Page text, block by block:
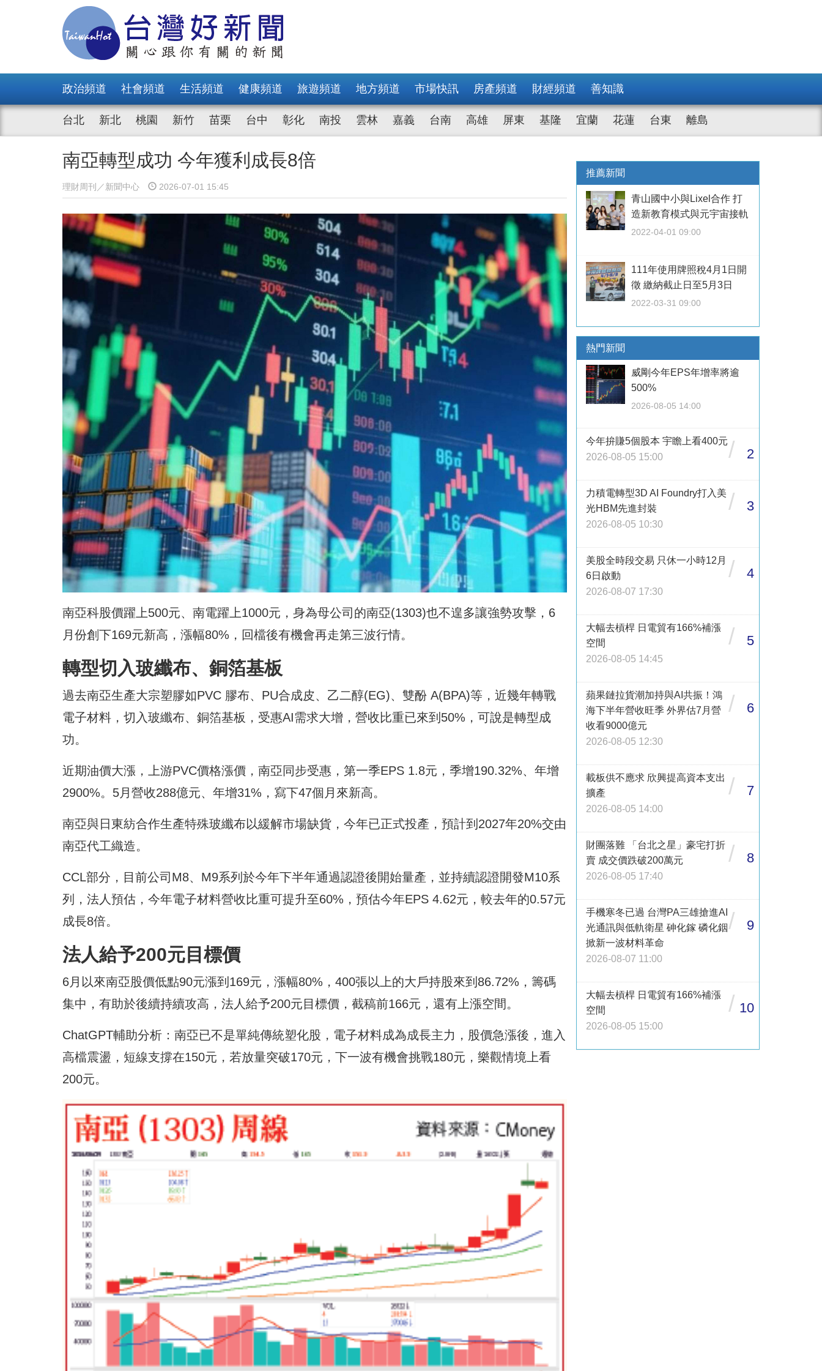
政治頻道 社會頻道 生活頻道 健康頻道 旅遊頻道 地方頻道 市場快訊 房產頻道 財經頻道 善知識
台北 新北 桃園 新竹 苗栗 台中 彰化 南投 雲林 嘉義 台南 高雄 屏東 基隆 宜蘭 花蓮 台東 離島
南亞轉型成功 今年獲利成長8倍
理財周刊／新聞中心 2026-07-01 15:45
南亞科股價躍上500元、南電躍上1000元，身為母公司的南亞(1303)也不遑多讓強勢攻擊，6
月份創下169元新高，漲幅80%，回檔後有機會再走第三波行情。
轉型切入玻纖布、銅箔基板
過去南亞生產大宗塑膠如PVC 膠布、PU合成皮、乙二醇(EG)、雙酚 A(BPA)等，近幾年轉戰
電子材料，切入玻纖布、銅箔基板，受惠AI需求大增，營收比重已來到50%，可說是轉型成
功。
近期油價大漲，上游PVC價格漲價，南亞同步受惠，第一季EPS 1.8元，季增190.32%、年增
2900%。5月營收288億元、年增31%，寫下47個月來新高。
南亞與日東紡合作生產特殊玻纖布以緩解市場缺貨，今年已正式投產，預計到2027年20%交由
南亞代工織造。
CCL部分，目前公司M8、M9系列於今年下半年通過認證後開始量產，並持續認證開發M10系
列，法人預估，今年電子材料營收比重可提升至60%，預估今年EPS 4.62元，較去年的0.57元
成長8倍。
法人給予200元目標價
6月以來南亞股價低點90元漲到169元，漲幅80%，400張以上的大戶持股來到86.72%，籌碼
集中，有助於後續持續攻高，法人給予200元目標價，截稿前166元，還有上漲空間。
ChatGPT輔助分析：南亞已不是單純傳統塑化股，電子材料成為成長主力，股價急漲後，進入
高檔震盪，短線支撐在150元，若放量突破170元，下一波有機會挑戰180元，樂觀情境上看
200元。
推薦新聞
青山國中小與Lixel合作 打
造新教育模式與元宇宙接軌
2022-04-01 09:00
111年使用牌照稅4月1日開
徵 繳納截止日至5月3日
2022-03-31 09:00
熱門新聞
威剛今年EPS年增率將逾
500%
2026-08-05 14:00
今年拚賺5個股本 宇瞻上看400元
2026-08-05 15:00
/ 2
力積電轉型3D AI Foundry打入美
光HBM先進封裝
2026-08-05 10:30
/ 3
美股全時段交易 只休一小時12月
6日啟動
2026-08-07 17:30
/ 4
大幅去槓桿 日電貿有166%補漲
空間
2026-08-05 14:45
/ 5
蘋果鏈拉貨潮加持與AI共振！鴻
海下半年營收旺季 外界估7月營
收看9000億元
2026-08-05 12:30
/ 6
載板供不應求 欣興提高資本支出
擴產
2026-08-05 14:00
/ 7
財團落難 「台北之星」豪宅打折
賣 成交價跌破200萬元
2026-08-05 17:40
/ 8
手機寒冬已過 台灣PA三雄搶進AI
光通訊與低軌衛星 砷化鎵 磷化銦
掀新一波材料革命
2026-08-07 11:00
/ 9
大幅去槓桿 日電貿有166%補漲
空間
2026-08-05 15:00
/ 10